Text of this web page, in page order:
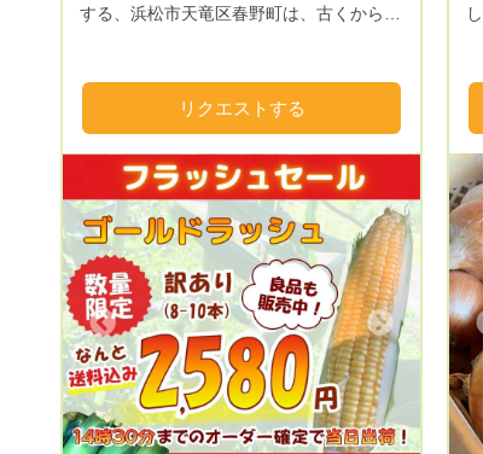
する、浜松市天竜区春野町は、古くから銘
受け、多くの田畑が耕作放棄地となってき
ました。 そこで、春野町出身の若手農家
同で、現状を打破しようと結成したのが春
野耕作隊です。 耕作放棄地となった田畑
を借り受け、園地を整備し、農産物の栽培
をしています。 農業から春野町に再び活
気を！景観の良い田舎町を！雇用、移住促
進を！ 様々なテーマを軸に活動していま
す。 山間地は、昼夜の温度差が大きく、
植物に適度なストレスを与えてくれるた
め、とても美味しい農産物が収穫できま
す！ 季節にあった農産物を多品目で栽培
しており、特に夏のトウモロコシは、春野
リクエストする
Next Previous